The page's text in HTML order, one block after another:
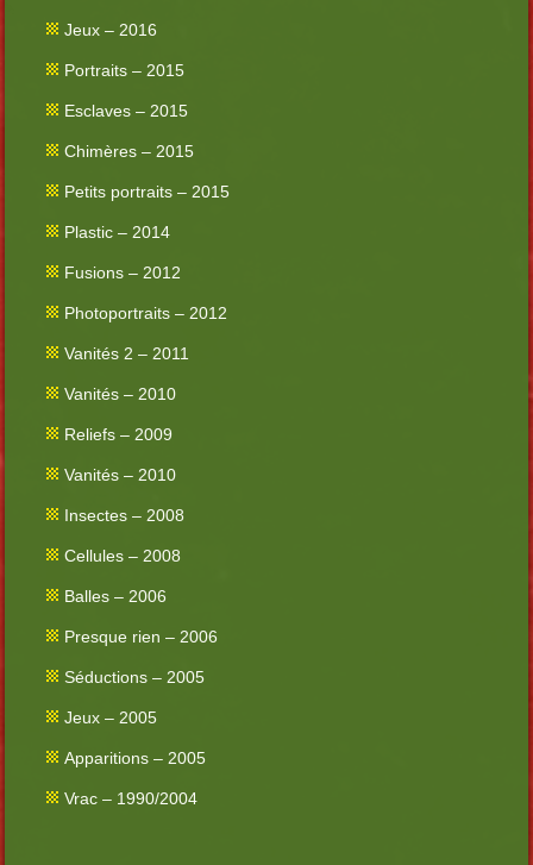
Jeux – 2016
Portraits – 2015
Esclaves – 2015
Chimères – 2015
Petits portraits – 2015
Plastic – 2014
Fusions – 2012
Photoportraits – 2012
Vanités 2 – 2011
Vanités – 2010
Reliefs – 2009
Vanités – 2010
Insectes – 2008
Cellules – 2008
Balles – 2006
Presque rien – 2006
Séductions – 2005
Jeux – 2005
Apparitions – 2005
Vrac – 1990/2004